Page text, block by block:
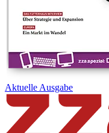
Aktuelle Ausgabe